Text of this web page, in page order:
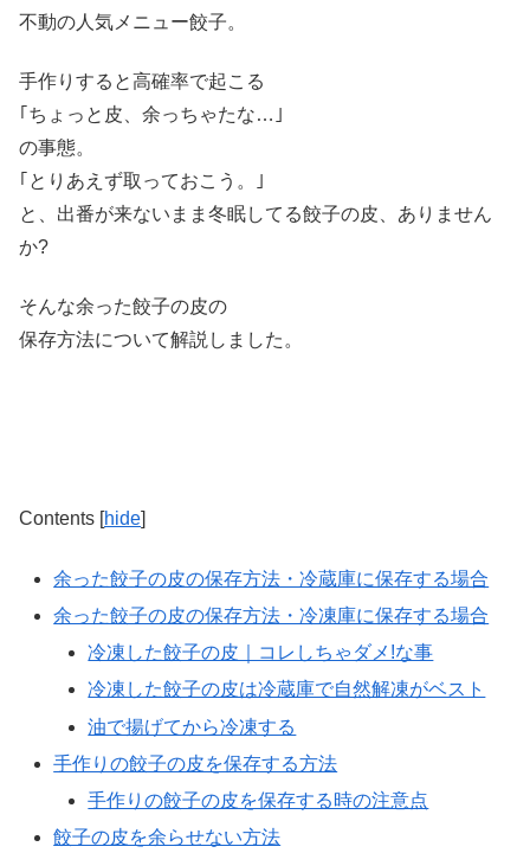
不動の人気メニュー餃子。
手作りすると高確率で起こる
｢ちょっと皮、余っちゃたな…｣
の事態。
｢とりあえず取っておこう。｣
と、出番が来ないまま冬眠してる餃子の皮、ありません
か?
そんな余った餃子の皮の
保存方法について解説しました。
Contents hide
余った餃子の皮の保存方法・冷蔵庫に保存する場合
余った餃子の皮の保存方法・冷凍庫に保存する場合
冷凍した餃子の皮｜コレしちゃダメ!な事
冷凍した餃子の皮は冷蔵庫で自然解凍がベスト
油で揚げてから冷凍する
手作りの餃子の皮を保存する方法
手作りの餃子の皮を保存する時の注意点
餃子の皮を余らせない方法